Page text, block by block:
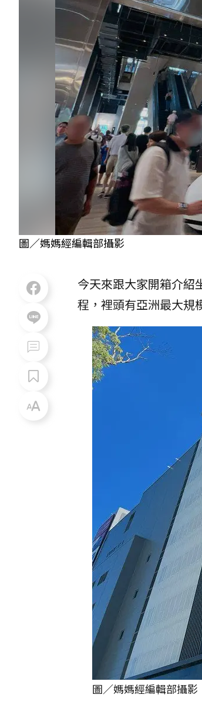
圖／媽媽經編輯部攝影
今天來跟大家開箱介紹
程，裡頭有亞洲最大規
圖／媽媽經編輯部攝影